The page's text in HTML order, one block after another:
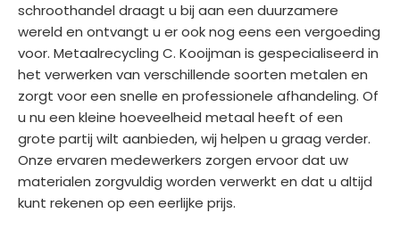
schroothandel draagt u bij aan een duurzamere
wereld en ontvangt u er ook nog eens een vergoeding
voor. Metaalrecycling C. Kooijman is gespecialiseerd in
het verwerken van verschillende soorten metalen en
zorgt voor een snelle en professionele afhandeling. Of
u nu een kleine hoeveelheid metaal heeft of een
grote partij wilt aanbieden, wij helpen u graag verder.
Onze ervaren medewerkers zorgen ervoor dat uw
materialen zorgvuldig worden verwerkt en dat u altijd
kunt rekenen op een eerlijke prijs.